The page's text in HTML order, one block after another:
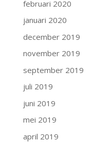
februari 2020
januari 2020
december 2019
november 2019
september 2019
juli 2019
juni 2019
mei 2019
april 2019